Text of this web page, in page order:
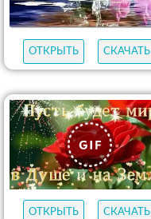
ОТКРЫТЬ СКАЧАТЬ
ОТКРЫТЬ СКАЧАТЬ